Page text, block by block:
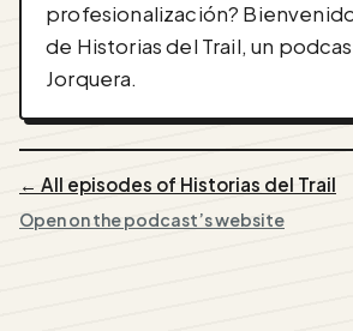
profesionalización?
de Historias del Trail, un
Jorquera.
← All episodes of Historias del Trail
Open on the podcast’s website